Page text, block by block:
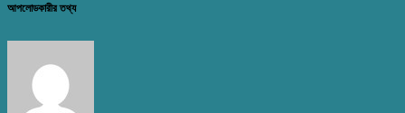
আপলোডকারীর তথ্য